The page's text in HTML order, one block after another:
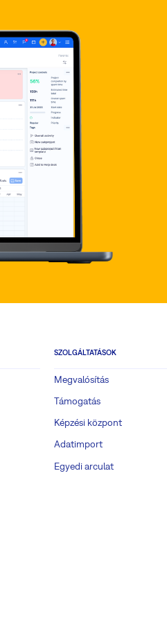
SZOLGÁLTATÁSOK
Megvalósítás
Támogatás
Képzési központ
Adatimport
Egyedi arculat